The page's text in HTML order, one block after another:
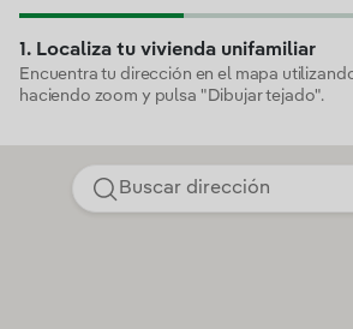
1. Localiza tu vivienda unifamiliar
Encuentra tu dirección en el mapa
haciendo zoom y pulsa "Dibujar tejado".